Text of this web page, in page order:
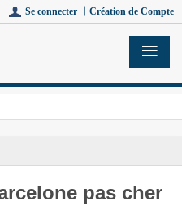
Se connecter 丨 Création de Compte
pas cher